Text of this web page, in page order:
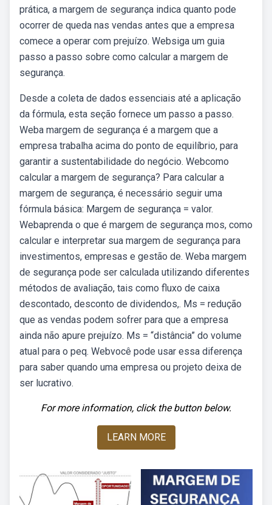
prática, a margem de segurança indica quanto pode
ocorrer de queda nas vendas antes que a empresa
comece a operar com prejuízo. Websiga um guia
passo a passo sobre como calcular a margem de
segurança.
Desde a coleta de dados essenciais até a aplicação
da fórmula, esta seção fornece um passo a passo.
Weba margem de segurança é a margem que a
empresa trabalha acima do ponto de equilíbrio, para
garantir a sustentabilidade do negócio. Webcomo
calcular a margem de segurança? Para calcular a
margem de segurança, é necessário seguir uma
fórmula básica: Margem de segurança = valor.
Webaprenda o que é margem de segurança mos, como
calcular e interpretar sua margem de segurança para
investimentos, empresas e gestão de. Weba margem
de segurança pode ser calculada utilizando diferentes
métodos de avaliação, tais como fluxo de caixa
descontado, desconto de dividendos,. Ms = redução
que as vendas podem sofrer para que a empresa
ainda não apure prejuízo. Ms = “distância” do volume
atual para o peq. Webvocê pode usar essa diferença
para saber quando uma empresa ou projeto deixa de
ser lucrativo.
For more information, click the button below.
LEARN MORE